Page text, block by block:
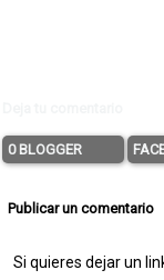
0 BLOGGER
Publicar un comentario
Si quieres dejar un